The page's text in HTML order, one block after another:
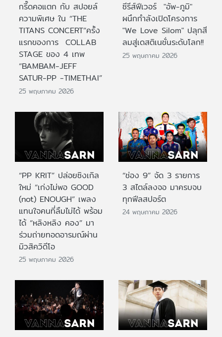
กรี๊ดคอแตก กับ สปอยล์
ความพิเศษ ใน “THE
TITANS CONCERT”ครั้ง
แรกของการ COLLAB
STAGE ของ 4 เทพ
“BAMBAM-JEFF
SATUR-PP -TIMETHAI”
25 พฤษภาคม 2026
ซีรีส์ฟีเวอร์ "อัพ-ภูมิ"
ผนึกกำลังเปิดโครงการ
"We Love Silom" ปลุกสี
ลมสู่เดสติเนชั่นระดับโลก!!
25 พฤษภาคม 2026
“PP KRIT” ปล่อยซิงเกิล
ใหม่ “เก่งไม่พอ GOOD
(not) ENOUGH” เพลง
แทนใจคนที่ลืมไม่ได้ พร้อม
ได้ “หลิงหลิง คอง” มา
ร่วมถ่ายทอดอารมณ์ผ่าน
มิวสิควิดีโอ
25 พฤษภาคม 2026
“ช่อง 9” จัด 3 รายการ
3 สไตล์ลงจอ มาครบจบ
ทุกฟีลสปอร์ต
24 พฤษภาคม 2026